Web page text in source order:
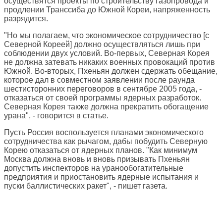
продлении Транссиба до Южной Кореи, напряженность
разрядится.
"Но мы полагаем, что экономическое сотрудничество [с
Северной Кореей] должно осуществляться лишь при
соблюдении двух условий. Во-первых, Северная Корея
не должна затевать никаких военных провокаций против
Южной. Во-вторых, Пхеньян должен сдержать обещание,
которое дал в совместном заявлении после раунда
шестисторонних переговоров в сентябре 2005 года, -
отказаться от своей программы ядерных разработок.
Северная Корея также должна прекратить обогащение
урана", - говорится в статье.
Пусть Россия воспользуется планами экономического
сотрудничества как рычагом, дабы побудить Северную
Корею отказаться от ядерных планов. "Как минимум
Москва должна вновь и вновь призывать Пхеньян
допустить инспекторов на уранообогатительные
предприятия и приостановить ядерные испытания и
пуски баллистических ракет", - пишет газета.